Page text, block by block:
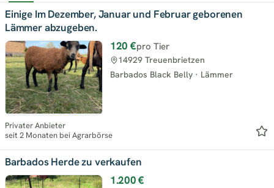
Einige Im Dezember, Januar und Februar geborenen
Lämmer abzugeben.
120 €pro Tier
Barbados Black Belly · Lämmer
14929 Treuenbrietzen
Privater Anbieter
seit 2 Monaten bei Agrarbörse
Barbados Herde zu verkaufen
1.200 €